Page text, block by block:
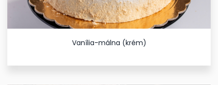
Vanília-málna (krém)